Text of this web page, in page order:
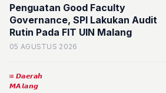
Penguatan Good Faculty
Governance, SPI Lakukan Audit
Rutin Pada FIT UIN Malang
05 AGUSTUS 2026
𝘿𝙖𝙚𝙧𝙖𝙝
𝙈𝘼𝙡𝙖𝙣𝙜